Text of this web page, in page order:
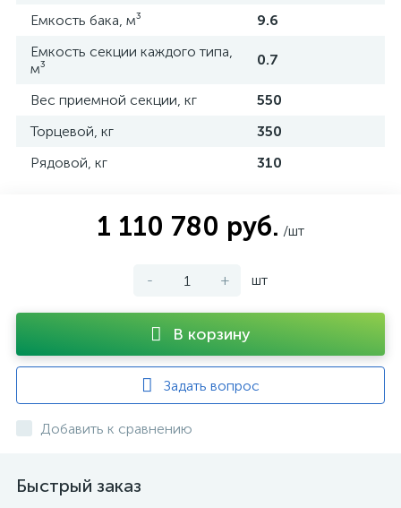
Емкость бака, м³
9.6
Емкость секции каждого типа,
м³
0.7
Вес приемной секции, кг
550
Торцевой, кг
350
Рядовой, кг
310
1 110 780 руб. /шт
- + шт
В корзину
Задать вопрос
Добавить к сравнению
Быстрый заказ